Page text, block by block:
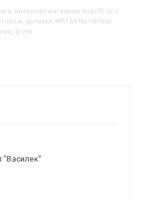
в интернет-магазине kupi35.ru с
артикул 481164 NordPlast:
фото
"Василек"